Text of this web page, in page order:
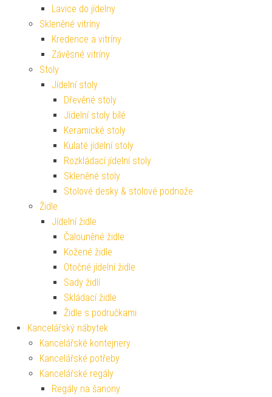
Lavice do jídelny
Skleněné vitríny
Kredence a vitríny
Závěsné vitríny
Stoly
Jídelní stoly
Dřevěné stoly
Jídelní stoly bílé
Keramické stoly
Kulaté jídelní stoly
Rozkládací jídelní stoly
Skleněné stoly
Stolové desky & stolové podnože
Židle
Jídelní židle
Čalouněné židle
Kožené židle
Otočné jídelní židle
Sady židlí
Skládací židle
Židle s područkami
Kancelářský nábytek
Kancelářské kontejnery
Kancelářské potřeby
Kancelářské regály
Regály na šanony